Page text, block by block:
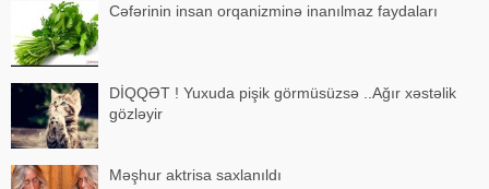
Cəfərinin insan orqanizminə inanılmaz faydaları
DİQQƏT ! Yuxuda pişik görmüsüzsə ..Ağır xəstəlik
gözləyir
Məşhur aktrisa saxlanıldı